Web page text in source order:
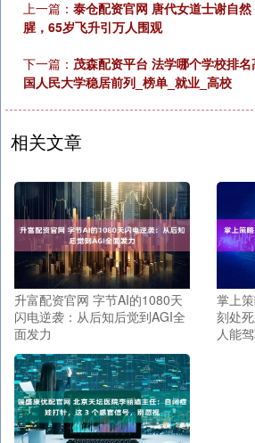
上一篇： 泰仓配资官网 唐代女道士谢自
腥，65岁飞升引万人围观
下一篇： 茂森配资平台 法学哪个学校排
国人民大学稳居前列_榜单_就业_高校
相关文章
升富配资官网 字节AI的1080天
闪电逆袭：从后知后觉到AGI全
面发力
掌上
刻处
人能